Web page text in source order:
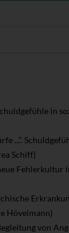
in
...“.
Schiff)
Fehlerkultur
Hövelmann)
von